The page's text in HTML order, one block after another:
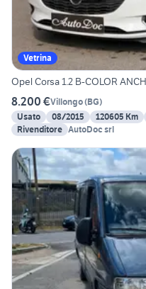
Vetrina
Opel Corsa 1.2 B-COLOR
8.200 €Villongo(BG)
Usato
08/2015 120605 Km
Rivenditore AutoDoc srl